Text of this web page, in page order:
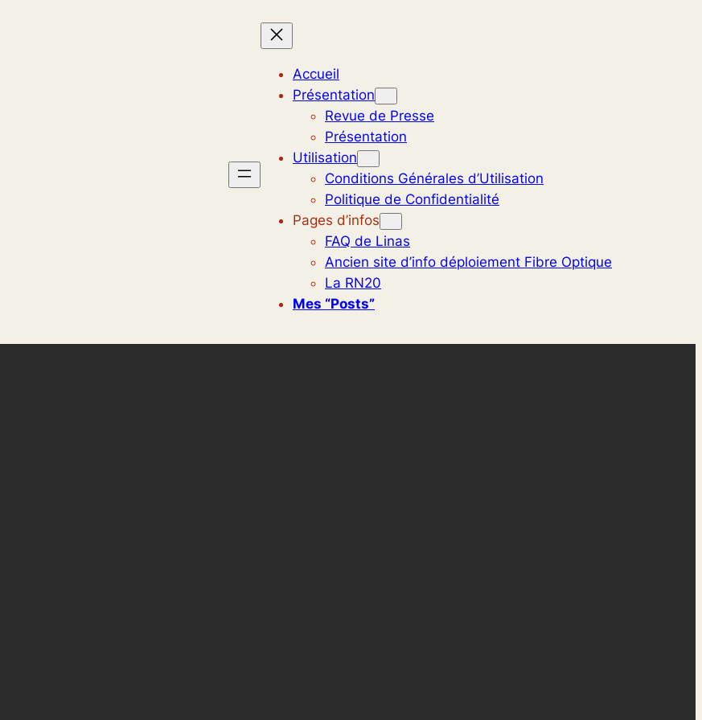
Accueil
Présentation
Revue de Presse
Présentation
Utilisation
Conditions Générales d’Utilisation
Politique de Confidentialité
Pages d’infos
FAQ de Linas
Ancien site d’info déploiement Fibre Optique
La RN20
Mes “posts”